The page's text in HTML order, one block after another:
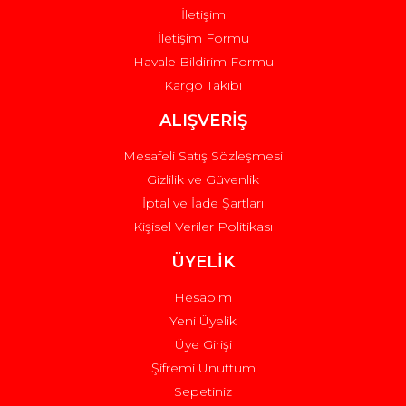
Gönder
İletişim
İletişim Formu
Havale Bildirim Formu
Kargo Takibi
ALIŞVERİŞ
Mesafeli Satış Sözleşmesi
Gizlilik ve Güvenlik
İptal ve İade Şartları
Kişisel Veriler Politikası
ÜYELİK
Hesabım
Yeni Üyelik
Üye Girişi
Şifremi Unuttum
Sepetiniz